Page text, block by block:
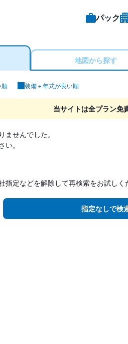
パック
地図から探す
順 装備＋年式が良い順
当サイトは全プラン免
せんでした。
。
指定などを解除して再検索をお試しく
指定なしで検